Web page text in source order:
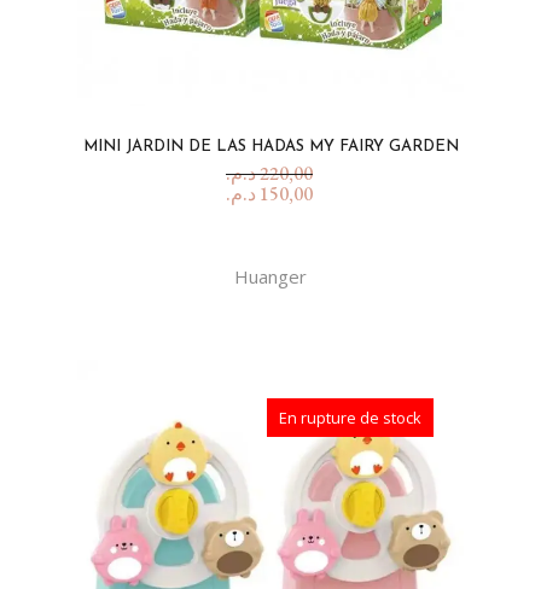
MINI JARDIN DE LAS HADAS MY FAIRY GARDEN
220,00د.م.
150,00 د.م.
Huanger
En rupture de stock